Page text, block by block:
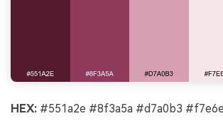
HEX: #551a2e #8f3a5a #d7a0b3